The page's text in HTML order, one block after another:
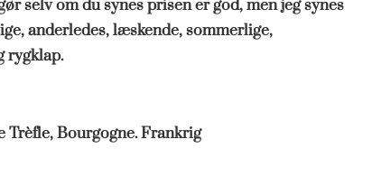
selv om du synes prisen er god, men jeg synes
anderledes, læskende, sommerlige,
rygklap.
Trèfle, Bourgogne. Frankrig